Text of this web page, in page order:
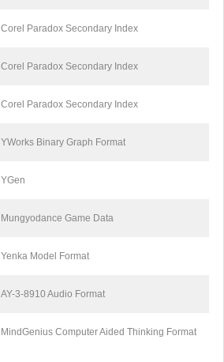
Corel Paradox Secondary Index
Corel Paradox Secondary Index
Corel Paradox Secondary Index
YWorks Binary Graph Format
YGen
Mungyodance Game Data
Yenka Model Format
AY-3-8910 Audio Format
MindGenius Computer Aided Thinking Format